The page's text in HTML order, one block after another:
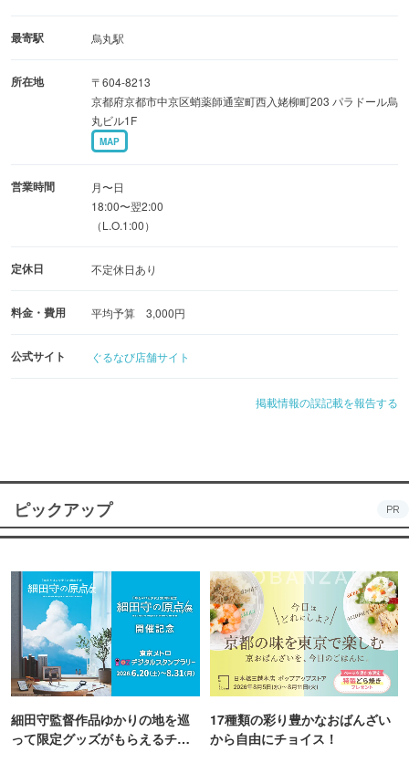
黒はんぺんは欠かせない、牛すじで出汁をとる静岡おで
決まった製麺所の麺を使用する富士宮焼きそば。
◆ドリンクは国産をメインに。
日本ワインや静岡の地酒、ウイスキーをご用意。
料理の香り漂うコの字型カウンター席がおすすめ♪
最寄駅 烏丸駅
所在地
〒604-8213
京都府京都市中京区蛸薬師通室町西入姥柳町203 パラドール烏
丸ビル1F
MAP
営業時間
月〜日
18:00〜翌2:00
（L.O.1:00）
定休日 不定休日あり
料金・費用 平均予算 3,000円
公式サイト ぐるなび店舗サイト
掲載情報の誤記載を報告する
ピックアップ PR
細田守監督作品ゆかりの地を巡
って限定グッズがもらえるチャ
17種類の彩り豊かなおばんざい
から自由にチョイス！